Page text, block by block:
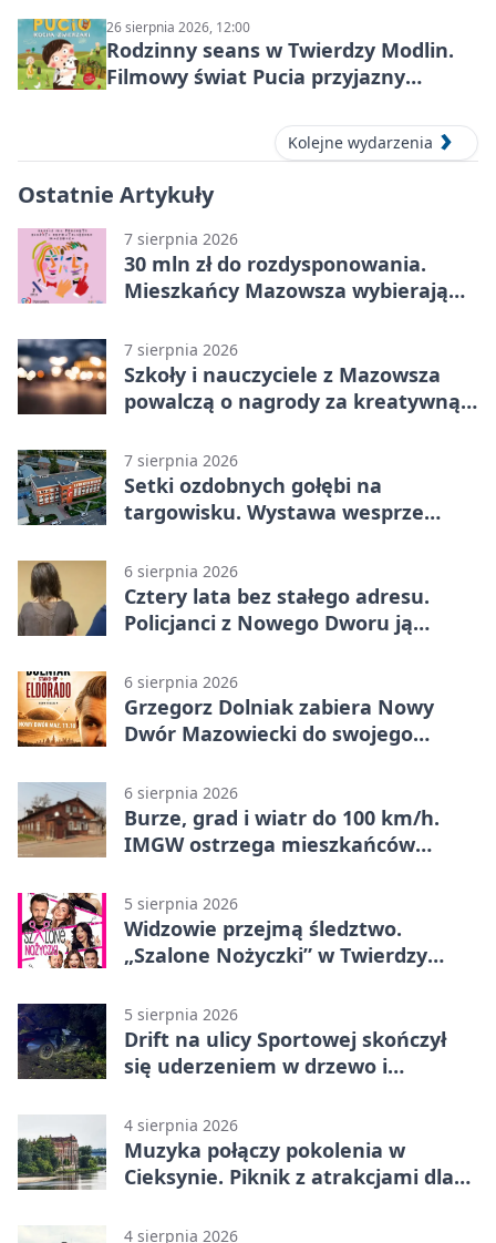
26 sierpnia 2026, 12:00
Rodzinny seans w Twierdzy Modlin.
Filmowy świat Pucia przyjazny
Kolejne wydarzenia
Ostatnie Artykuły
7 sierpnia 2026
30 mln zł do rozdysponowania.
Mieszkańcy Mazowsza wybierają
7 sierpnia 2026
Szkoły i nauczyciele z Mazowsza
powalczą o nagrody za kreatywną
7 sierpnia 2026
Setki ozdobnych gołębi na
targowisku. Wystawa wesprze
6 sierpnia 2026
Cztery lata bez stałego adresu.
Policjanci z Nowego Dworu ją
6 sierpnia 2026
Grzegorz Dolniak zabiera Nowy
Dwór Mazowiecki do swojego
6 sierpnia 2026
Burze, grad i wiatr do 100 km/h.
IMGW ostrzega mieszkańców
5 sierpnia 2026
Widzowie przejmą śledztwo.
„Szalone Nożyczki” w Twierdzy
5 sierpnia 2026
Drift na ulicy Sportowej skończył
się uderzeniem w drzewo i
4 sierpnia 2026
Muzyka połączy pokolenia w
Cieksynie. Piknik z atrakcjami dla
4 sierpnia 2026